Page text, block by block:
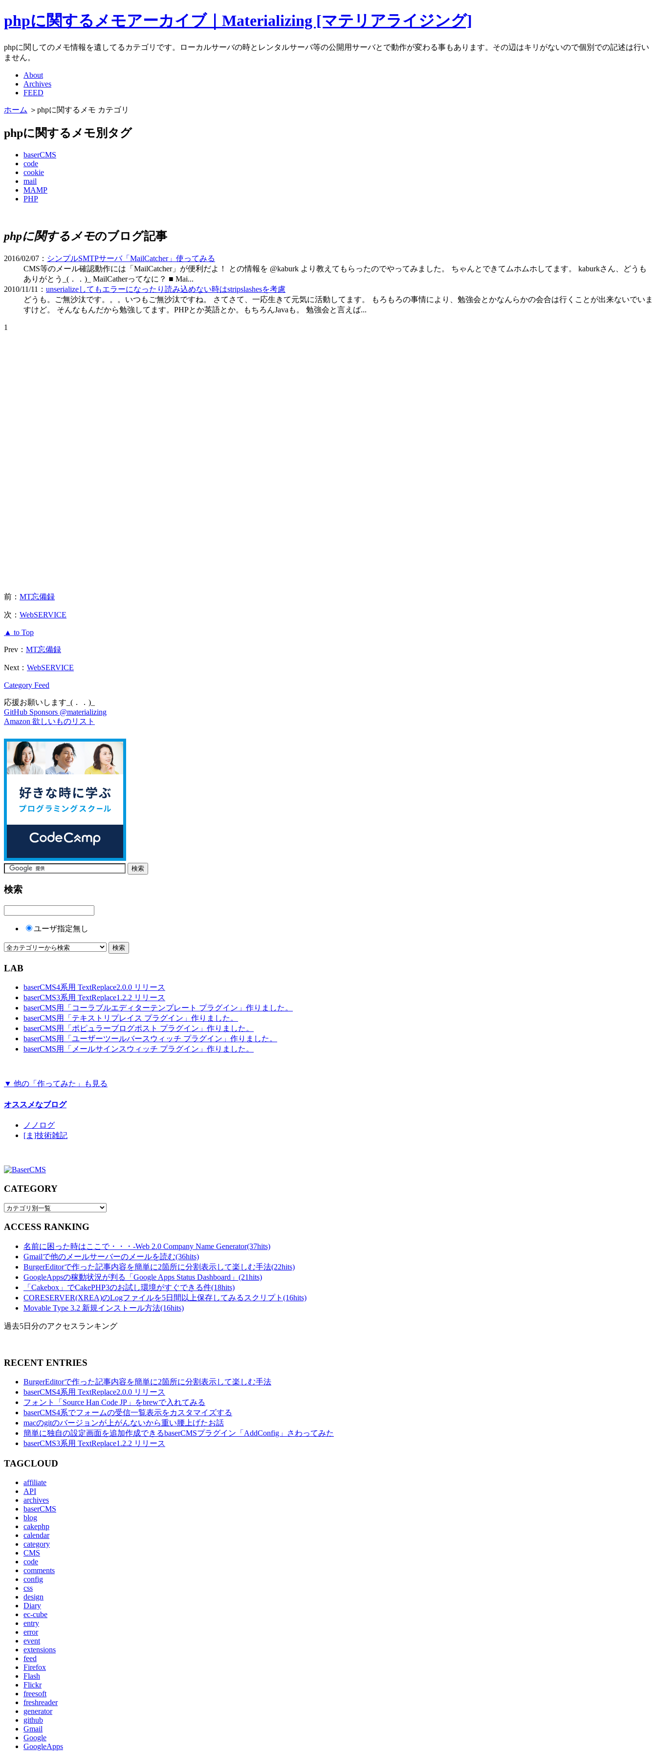
phpに関するメモアーカイブ｜Materializing [マテリアライジング]
phpに関してのメモ情報を遺してるカテゴリです。ローカルサーバの時とレンタルサーバ等の公開用サーバとで動作が変わる事もあります。その辺はキリがないので個別での記述は行い
ません。
About
Archives
FEED
ホーム ＞phpに関するメモ カテゴリ
phpに関するメモ別タグ
baserCMS
code
cookie
mail
MAMP
PHP
phpに関するメモのブログ記事
2016/02/07： シンプルSMTPサーバ「MailCatcher」使ってみる
CMS等のメール確認動作には「MailCatcher」が便利だよ！ との情報を @kaburk より教えてもらったのでやってみました。 ちゃんとできてムホムホしてます。 kaburkさん、どうも
ありがとう_(．．)_ MailCatherってなに？ ■ Mai...
2010/11/11： unserializeしてもエラーになったり読み込めない時はstripslashesを考慮
どうも。ご無沙汰です。。。いつもご無沙汰ですね。 さてさて、一応生きて元気に活動してます。 もろもろの事情により、勉強会とかなんらかの会合は行くことが出来ないでいま
すけど。 そんなもんだから勉強してます。PHPとか英語とか。もちろんJavaも。 勉強会と言えば...
1
前： MT忘備録
次： WebSERVICE
▲ to Top
Prev： MT忘備録
Next： WebSERVICE
Category Feed
応援お願いします_(．．)_
GitHub Sponsors @materializing
Amazon 欲しいものリスト
検索
ユーザ指定無し
LAB
baserCMS4系用 TextReplace2.0.0 リリース
baserCMS3系用 TextReplace1.2.2 リリース
baserCMS用「コーラブルエディターテンプレート プラグイン」作りました。
baserCMS用「テキストリプレイス プラグイン」作りました。
baserCMS用「ポピュラーブログポスト プラグイン」作りました。
baserCMS用「ユーザーツールバースウィッチ プラグイン」作りました。
baserCMS用「メールサインスウィッチ プラグイン」作りました。
▼ 他の「作ってみた」も見る
オススメなブログ
ノノログ
[ま]技術雑記
CATEGORY
ACCESS RANKING
名前に困った時はここで・・・-Web 2.0 Company Name Generator(37hits)
Gmailで他のメールサーバーのメールを読む(36hits)
BurgerEditorで作った記事内容を簡単に2箇所に分割表示して楽しむ手法(22hits)
GoogleAppsの稼動状況が判る「Google Apps Status Dashboard」(21hits)
「Cakebox」でCakePHP3のお試し環境がすぐできる件(18hits)
CORESERVER(XREA)のLogファイルを5日間以上保存してみるスクリプト(16hits)
Movable Type 3.2 新規インストール方法(16hits)
過去5日分のアクセスランキング
RECENT ENTRIES
BurgerEditorで作った記事内容を簡単に2箇所に分割表示して楽しむ手法
baserCMS4系用 TextReplace2.0.0 リリース
フォント「Source Han Code JP」をbrewで入れてみる
baserCMS4系でフォームの受信一覧表示をカスタマイズする
macのgitのバージョンが上がんないから重い腰上げたお話
簡単に独自の設定画面を追加作成できるbaserCMSプラグイン「AddConfig」さわってみた
baserCMS3系用 TextReplace1.2.2 リリース
TAGCLOUD
affiliate
API
archives
baserCMS
blog
cakephp
calendar
category
CMS
code
comments
config
css
design
Diary
ec-cube
entry
error
event
extensions
feed
Firefox
Flash
Flickr
freesoft
freshreader
generator
github
Gmail
Google
GoogleApps